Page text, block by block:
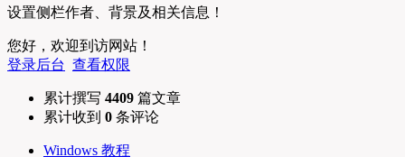
设置侧栏作者、背景及相关信息！
您好，欢迎到访网站！
登录后台 查看权限
累计撰写 4409 篇文章
累计收到 0 条评论
Windows 教程